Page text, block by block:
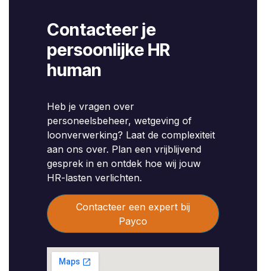
Contacteer je
persoonlijke HR
human
Heb je vragen over
personeelsbeheer, wetgeving of
loonverwerking? Laat de complexiteit
aan ons over. Plan een vrijblijvend
gesprek in en ontdek hoe wij jouw
HR-lasten verlichten.
Contacteer een expert bij
Payco